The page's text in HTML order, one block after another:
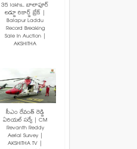
35 lakhs.. బాలాపూర్
లడ్డూ రికార్డ్ బ్రేక్ |
Balapur Laddu
Record Breaking
Sale In Auction |
AKSHITHA
సీఎం రేవంత్ రెడ్డి
ఏరియల్ సర్వే | CM
Revanth Reddy
Aerial Survey |
AKSHITHA TV |